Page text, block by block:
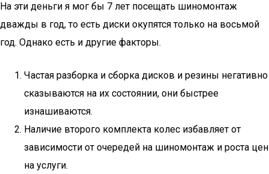
На эти деньги я мог бы 7 лет посещать шиномонтаж
дважды в год, то есть диски окупятся только на восьмой
год. Однако есть и другие факторы.
Частая разборка и сборка дисков и резины негативно
сказываются на их состоянии, они быстрее
изнашиваются.
Наличие второго комплекта колес избавляет от
зависимости от очередей на шиномонтаж и роста цен
на услуги.